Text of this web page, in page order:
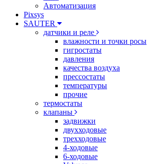
Автоматизация
Pixsys
SAUTER
датчики и реле
влажности и точки росы
гигростаты
давления
качества воздуха
прессостаты
температуры
прочие
термостаты
клапаны
задвижки
двухходовые
трехходовые
4-ходовые
6-ходовые